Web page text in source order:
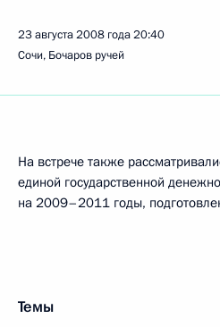
23 августа 2008 года20:40
Сочи, Бочаров ручей
На встрече также
единой государственной
на 2009–2011 годы,
Темы